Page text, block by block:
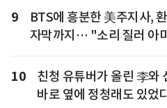
9
BTS에 흥분한 美주지사,
자막까지… "소리 질러 아
10
친청 유튜버가 올린 李
바로 옆에 정청래도 있었